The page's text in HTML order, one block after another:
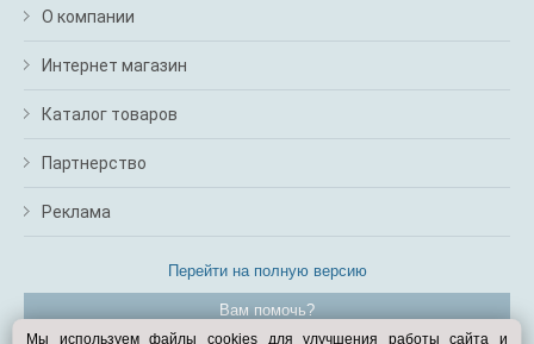
О компании
Интернет магазин
Каталог товаров
Партнерство
Реклама
Перейти на полную версию
Вам помочь?
Мы используем файлы cookies для улучшения работы сайта и